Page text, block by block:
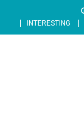
content
INTERESTING